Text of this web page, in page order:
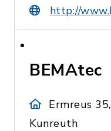
http://
BEMAtec
Ermreus
Kunreuth